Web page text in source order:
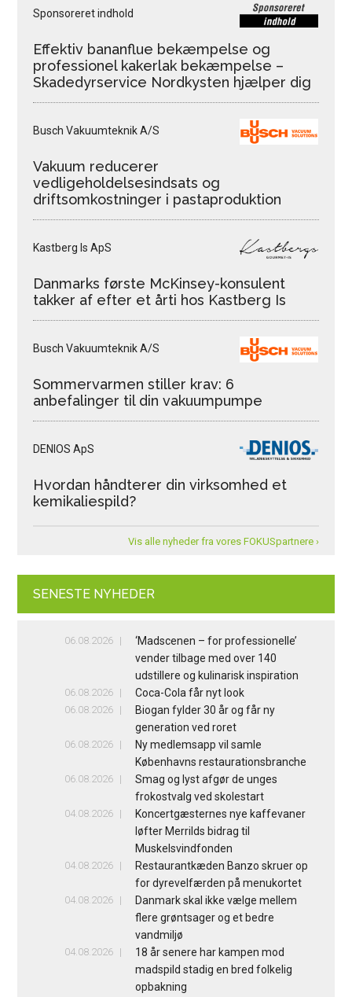
Sponsoreret indhold
Effektiv bananflue bekæmpelse og
professionel kakerlak bekæmpelse –
Skadedyrservice Nordkysten hjælper dig
Busch Vakuumteknik A/S
Vakuum reducerer
vedligeholdelsesindsats og
driftsomkostninger i pastaproduktion
Kastberg Is ApS
Danmarks første McKinsey-konsulent
takker af efter et årti hos Kastberg Is
Busch Vakuumteknik A/S
Sommervarmen stiller krav: 6
anbefalinger til din vakuumpumpe
DENIOS ApS
Hvordan håndterer din virksomhed et
kemikaliespild?
Vis alle nyheder fra vores FOKUSpartnere ›
SENESTE NYHEDER
06.08.2026
‘Madscenen – for professionelle’
vender tilbage med over 140
udstillere og kulinarisk inspiration
06.08.2026 Coca-Cola får nyt look
06.08.2026
Biogan fylder 30 år og får ny
generation ved roret
06.08.2026
Ny medlemsapp vil samle
Københavns restaurationsbranche
06.08.2026
Smag og lyst afgør de unges
frokostvalg ved skolestart
04.08.2026
Koncertgæsternes nye kaffevaner
løfter Merrilds bidrag til
Muskelsvindfonden
04.08.2026
Restaurantkæden Banzo skruer op
for dyrevelfærden på menukortet
04.08.2026
Danmark skal ikke vælge mellem
flere grøntsager og et bedre
vandmiljø
04.08.2026
18 år senere har kampen mod
madspild stadig en bred folkelig
opbakning